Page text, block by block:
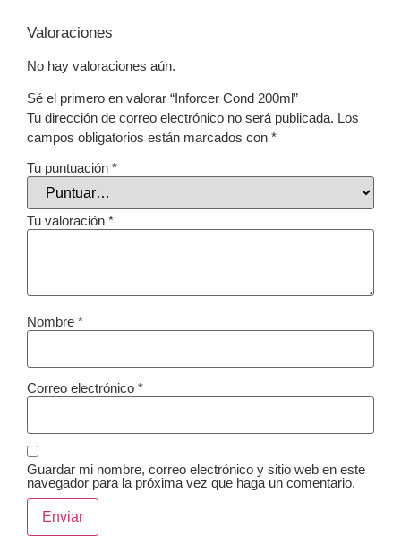
Valoraciones
No hay valoraciones aún.
Sé el primero en valorar “Inforcer Cond 200ml”
Tu dirección de correo electrónico no será publicada. Los
campos obligatorios están marcados con *
Tu puntuación *
Tu valoración *
Nombre *
Correo electrónico *
Guardar mi nombre, correo electrónico y sitio web en este
navegador para la próxima vez que haga un comentario.